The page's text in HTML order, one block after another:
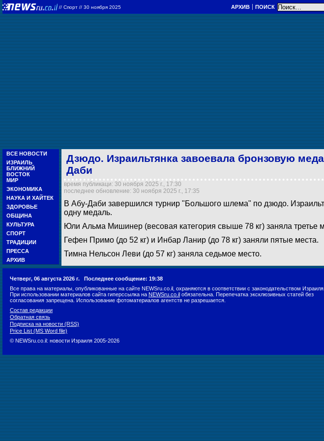
// Спорт // 30 ноября 2025 АРХИВ ПОИСК
ВСЕ НОВОСТИ
ИЗРАИЛЬ
БЛИЖНИЙ
ВОСТОК
МИР
ЭКОНОМИКА
НАУКА И ХАЙТЕК
ЗДОРОВЬЕ
ОБЩИНА
КУЛЬТУРА
СПОРТ
ТРАДИЦИИ
ПРЕССА
АРХИВ
Дзюдо. Израильтянка завоевала бронзовую
Даби
время публикаци: 30 ноября 2025 г., 17:30
последнее обновление: 30 ноября 2025 г., 17:35
В Абу-Даби завершился турнир "Большого шлема" по дзюдо.
одну медаль.
Юли Альма Мишинер (весовая категория свыше 78 кг) заняла третье
Гефен Примо (до 52 кг) и Инбар Ланир (до 78 кг) заняли пятые места.
Тимна Нельсон Леви (до 57 кг) заняла седьмое место.
Четверг, 06 августа 2026 г. Последнее сообщение: 19:38
Все права на материалы, опубликованные на сайте NEWSru.co.il, охраняются в соответствии с законодательством Израиля.
При использовании материалов сайта гиперссылка на NEWSru.co.il обязательна. Перепечатка эксклюзивных статей без
согласования запрещена. Использование фотоматериалов агентств не разрешается.
Состав редакции
Обратная связь
Подписка на новости (RSS)
Price List (MS Word file)
© NEWSru.co.il: новости Израиля 2005-2026